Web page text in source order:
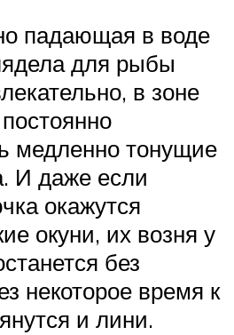
падающая в воде
для рыбы
в зоне
медленно тонущие
И даже если
окажутся
окуни, их возня у
без
некоторое время к
и лини.